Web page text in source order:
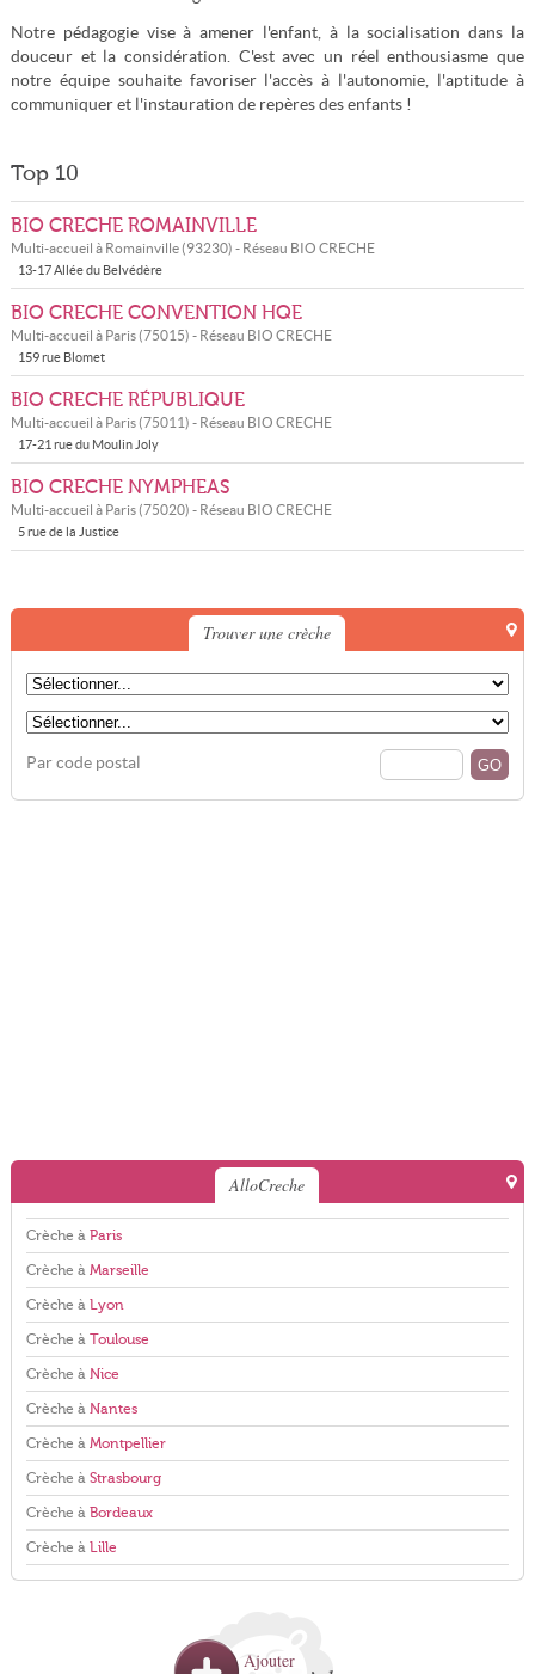
Notre pédagogie vise à amener l'enfant, à la socialisation dans la
douceur et la considération. C'est avec un réel enthousiasme que
notre équipe souhaite favoriser l'accès à l'autonomie, l'aptitude à
communiquer et l'instauration de repères des enfants !
Top 10
BIO CRECHE ROMAINVILLE
Multi-accueil à Romainville(93230) - Réseau BIO CRECHE
13-17 Allée du Belvédère
BIO CRECHE CONVENTION HQE
Multi-accueil à Paris(75015) - Réseau BIO CRECHE
159 rue Blomet
BIO CRECHE RÉPUBLIQUE
Multi-accueil à Paris(75011) - Réseau BIO CRECHE
17-21 rue du Moulin Joly
BIO CRECHE NYMPHEAS
Multi-accueil à Paris(75020) - Réseau BIO CRECHE
5 rue de la Justice
Trouver une crèche
Par code postal
AlloCreche
Crèche à Paris
Crèche à Marseille
Crèche à Lyon
Crèche à Toulouse
Crèche à Nice
Crèche à Nantes
Crèche à Montpellier
Crèche à Strasbourg
Crèche à Bordeaux
Crèche à Lille
Ajouter